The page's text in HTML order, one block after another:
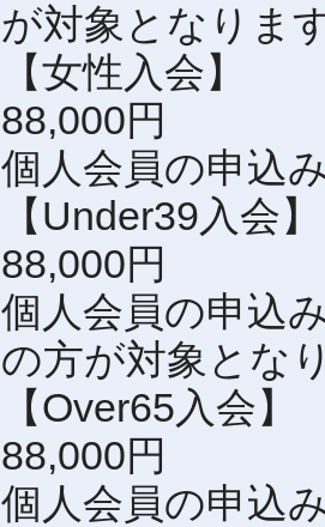
が対象となりま
【女性入会】
88,000円
個人会員の申込
【Under39入会】
88,000円
個人会員の申込
の方が対象とな
【Over65入会】
88,000円
個人会員の申込